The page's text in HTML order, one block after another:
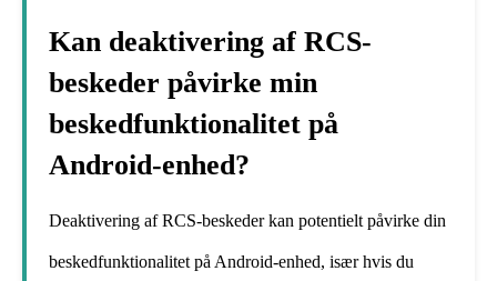
Kan deaktivering af RCS-
beskeder påvirke min
beskedfunktionalitet på
Android-enhed?
Deaktivering af RCS-beskeder kan potentielt påvirke din
beskedfunktionalitet på Android-enhed, især hvis du